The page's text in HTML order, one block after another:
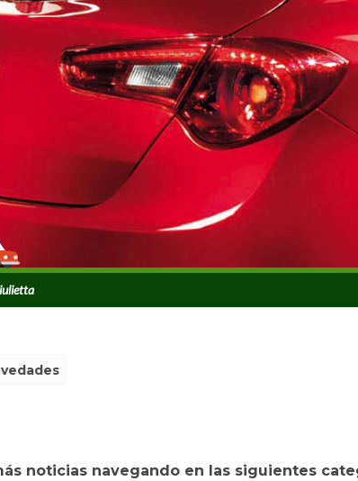
noticias navegando en las siguientes